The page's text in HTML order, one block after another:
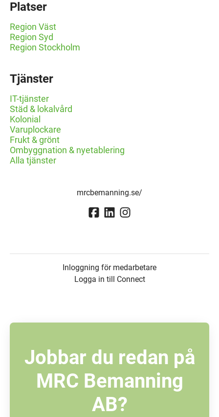
Platser
Region Väst
Region Syd
Region Stockholm
Tjänster
IT-tjänster
Städ & lokalvård
Kolonial
Varuplockare
Frukt & grönt
Ombyggnation & nyetablering
Alla tjänster
mrcbemanning.se/
Inloggning för medarbetare
Logga in till Connect
Jobbar du redan på
MRC Bemanning
AB?